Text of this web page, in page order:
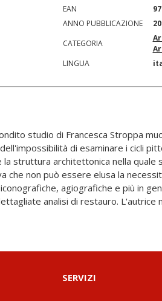
EAN
ANNO PUBBLICAZIONE
CATEGORIA
LINGUA
studio di Francesca Stroppa
di esaminare i cicli
struttura architettonica nella quale
che non può essere elusa la
agiografiche e più in
analisi di restauro. L'autrice
di elementi finora neanche
diversa prospettiva di lettura che
momento scollegate le une dalle
scansione interpretativa
SERVIZI